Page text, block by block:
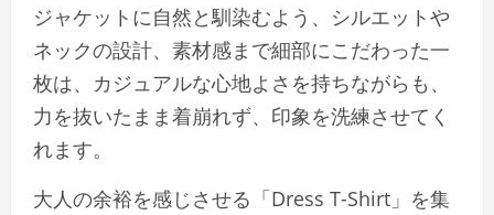
ジャケットに自然と馴染むよう、シルエットや
ネックの設計、素材感まで細部にこだわった一
枚は、カジュアルな心地よさを持ちながらも、
力を抜いたまま着崩れず、印象を洗練させてく
れます。
大人の余裕を感じさせる「Dress T-Shirt」を集